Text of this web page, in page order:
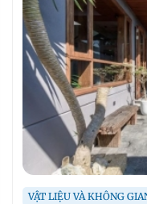
VẬT LIỆU VÀ KHÔNG